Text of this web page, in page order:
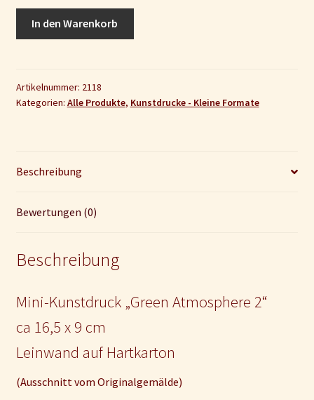
2"
Menge
In den Warenkorb
Artikelnummer: 2118
Kategorien: Alle Produkte, Kunstdrucke - Kleine Formate
Beschreibung
Bewertungen (0)
Beschreibung
Mini-Kunstdruck „Green Atmosphere 2“
ca 16,5 x 9 cm
Leinwand auf Hartkarton
(Ausschnitt vom Originalgemälde)